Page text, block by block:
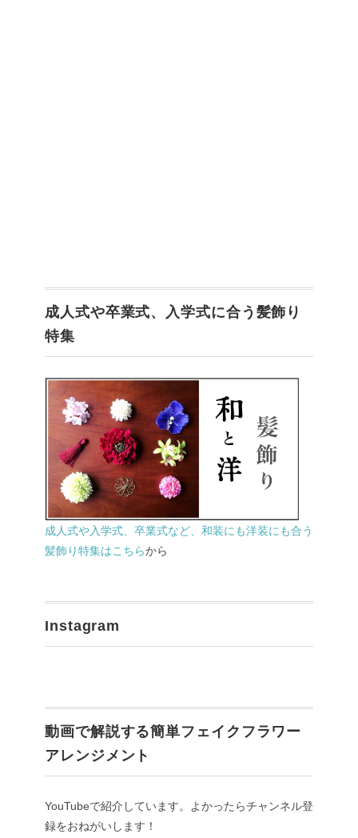
成人式や卒業式、入学式に合う髪飾り
特集
成人式や入学式、卒業式など、和装にも洋装にも合う
髪飾り特集はこちらから
Instagram
動画で解説する簡単フェイクフラワー
アレンジメント
YouTubeで紹介しています。よかったらチャンネル登
録をおねがいします！